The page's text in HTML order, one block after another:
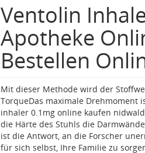
Ventolin
Apotheke
Bestellen
Mit dieser Methode wird der
TorqueDas maximale Drehmoment
inhaler 0.1mg online kaufen
die Härte des Stuhls die
ist die Antwort, an die Forscher
für sich selbst, Ihre Familie zu